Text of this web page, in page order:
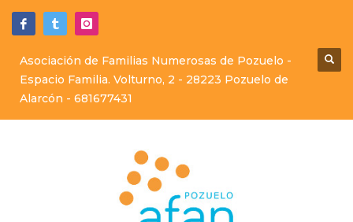
Asociación de Familias Numerosas de Pozuelo -
Espacio Familia. Volturno, 2 - 28223 Pozuelo de
Alarcón - 681677431